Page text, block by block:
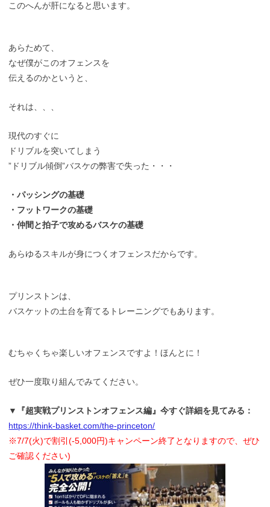
このへんが肝になると思います。
あらためて、
なぜ僕がこのオフェンスを
伝えるのかというと、
それは、、、
現代のすぐに
ドリブルを突いてしまう
”ドリブル傾倒”バスケの弊害で失った・・・
・パッシングの基礎
・フットワークの基礎
・仲間と拍子で攻めるバスケの基礎
あらゆるスキルが身につくオフェンスだからです。
プリンストンは、
バスケットの土台を育てるトレーニングでもあります。
むちゃくちゃ楽しいオフェンスですよ！ほんとに！
ぜひ一度取り組んでみてください。
▼『超実戦プリンストンオフェンス編』今すぐ詳細を見てみる：
https://think-basket.com/the-princeton/
※7/7(火)で割引(-5,000円)キャンペーン終了となりますので、ぜひ
ご確認ください)